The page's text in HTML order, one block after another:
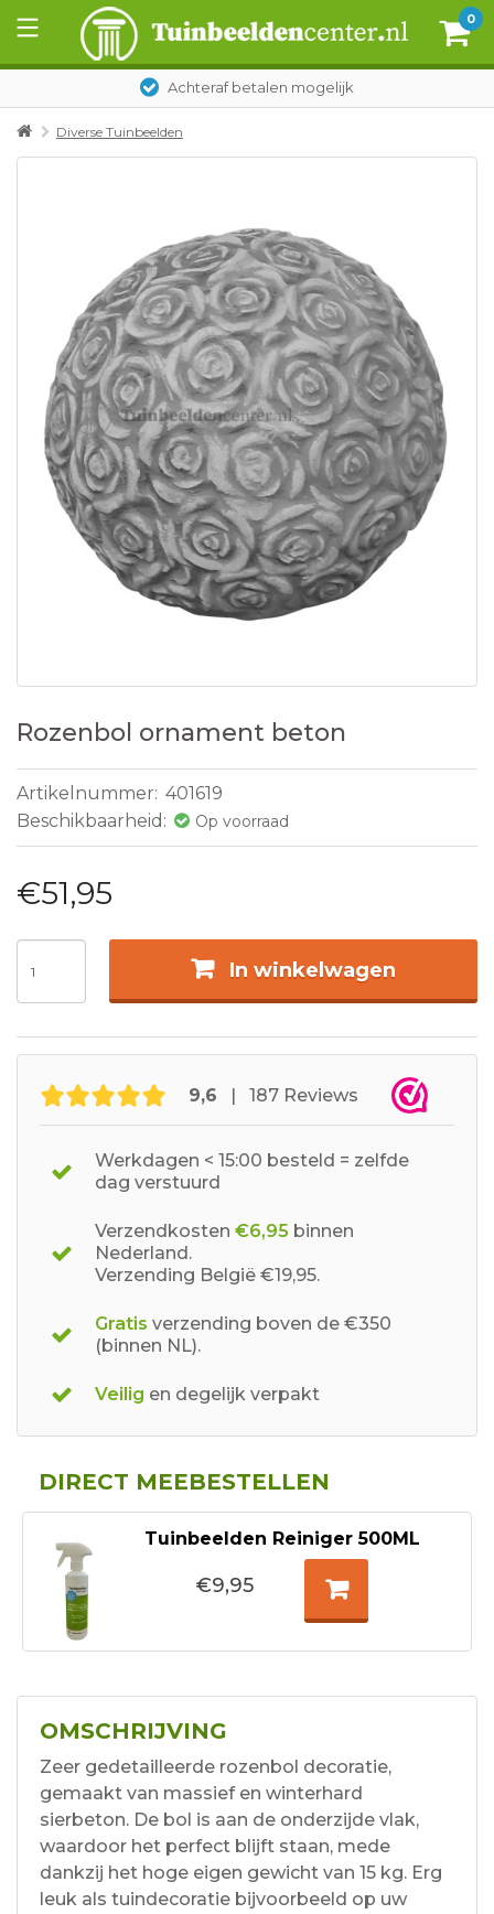
0
Achteraf betalen mogelijk
Diverse Tuinbeelden
Rozenbol ornament beton
Artikelnummer: 401619
Beschikbaarheid:
Op voorraad
€51,95
In winkelwagen
9,6 | 187 Reviews
Werkdagen < 15:00 besteld = zelfde
dag verstuurd
Verzendkosten €6,95 binnen
Nederland.
Verzending België €19,95.
Gratis verzending boven de €350
(binnen NL).
Veilig en degelijk verpakt
DIRECT MEEBESTELLEN
Tuinbeelden Reiniger 500ML
€9,95
OMSCHRIJVING
Zeer gedetailleerde rozenbol decoratie,
gemaakt van massief en winterhard
sierbeton. De bol is aan de onderzijde vlak,
waardoor het perfect blijft staan, mede
dankzij het hoge eigen gewicht van 15 kg. Erg
leuk als tuindecoratie bijvoorbeeld op uw